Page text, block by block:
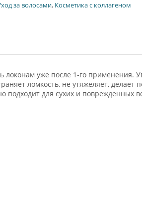
за волосами, Косметика с коллагеном
локонам уже после 1-го применения.
ломкость, не утяжеляет,
подходит для сухих и поврежденных